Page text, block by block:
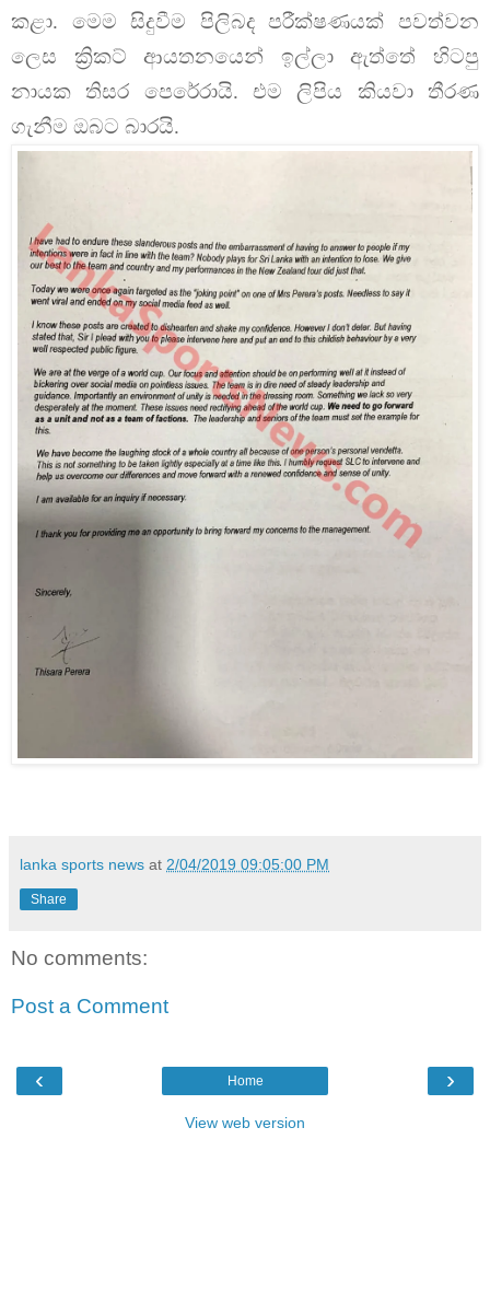
කළා. මෙම සිදුවීම පිලිබද පරීක්ෂණයක් පවත්වන
ලෙස ක්‍රිකට් ආයතනයෙන් ඉල්ලා ඇත්තේ හිටපු
නායක තිසර පෙරේරායි. එම ලිපිය කියවා තීරණ
ගැනීම ඔබට බාරයි.
lanka sports news at 2/04/2019 09:05:00 PM
Share
No comments:
Post a Comment
‹ ›
Home
View web version